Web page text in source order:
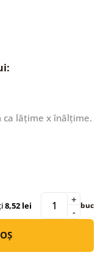
ca lățime x înălțime.
8,52 lei -
+ buc